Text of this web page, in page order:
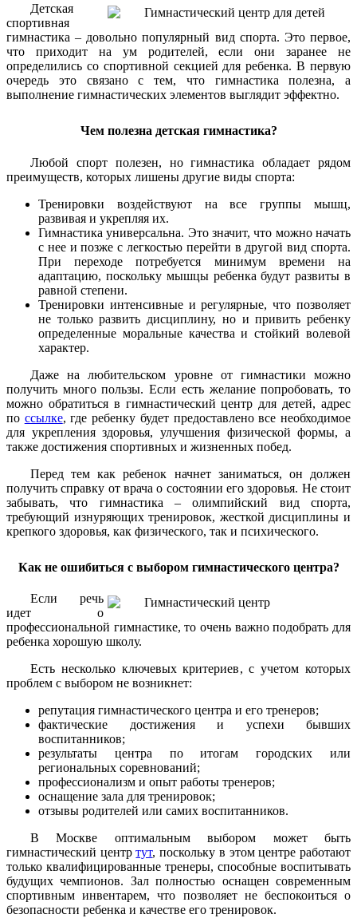
Детская
спортивная
гимнастика – довольно популярный вид спорта. Это первое,
что приходит на ум родителей, если они заранее не
определились со спортивной секцией для ребенка. В первую
очередь это связано с тем, что гимнастика полезна, а
выполнение гимнастических элементов выглядит эффектно.
Чем полезна детская гимнастика?
Любой спорт полезен, но гимнастика обладает рядом
преимуществ, которых лишены другие виды спорта:
Тренировки воздействуют на все группы мышц,
развивая и укрепляя их.
Гимнастика универсальна. Это значит, что можно начать
с нее и позже с легкостью перейти в другой вид спорта.
При переходе потребуется минимум времени на
адаптацию, поскольку мышцы ребенка будут развиты в
равной степени.
Тренировки интенсивные и регулярные, что позволяет
не только развить дисциплину, но и привить ребенку
определенные моральные качества и стойкий волевой
характер.
Даже на любительском уровне от гимнастики можно
получить много пользы. Если есть желание попробовать, то
можно обратиться в гимнастический центр для детей, адрес
по ссылке, где ребенку будет предоставлено все необходимое
для укрепления здоровья, улучшения физической формы, а
также достижения спортивных и жизненных побед.
Перед тем как ребенок начнет заниматься, он должен
получить справку от врача о состоянии его здоровья. Не стоит
забывать, что гимнастика – олимпийский вид спорта,
требующий изнуряющих тренировок, жесткой дисциплины и
крепкого здоровья, как физического, так и психического.
Как не ошибиться с выбором гимнастического центра?
Если речь
идет о
профессиональной гимнастике, то очень важно подобрать для
ребенка хорошую школу.
Есть несколько ключевых критериев, с учетом которых
проблем с выбором не возникнет:
репутация гимнастического центра и его тренеров;
фактические достижения и успехи бывших
воспитанников;
результаты центра по итогам городских или
региональных соревнований;
профессионализм и опыт работы тренеров;
оснащение зала для тренировок;
отзывы родителей или самих воспитанников.
В Москве оптимальным выбором может быть
гимнастический центртут, поскольку в этом центре работают
только квалифицированные тренеры, способные воспитывать
будущих чемпионов. Зал полностью оснащен современным
спортивным инвентарем, что позволяет не беспокоиться о
безопасности ребенка и качестве его тренировок.